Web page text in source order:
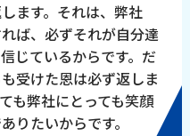
ます。それは、弊社
ば、必ずそれが自分達
じているからです。だ
受けた恩は必ず返しま
も弊社にとっても笑顔
りたいからです。